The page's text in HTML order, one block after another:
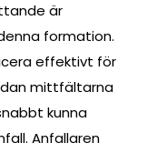
är
formation.
effektivt för
mittfältarna
kunna
Anfallaren